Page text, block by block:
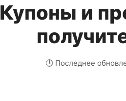
Купоны и
🕒 Последнее